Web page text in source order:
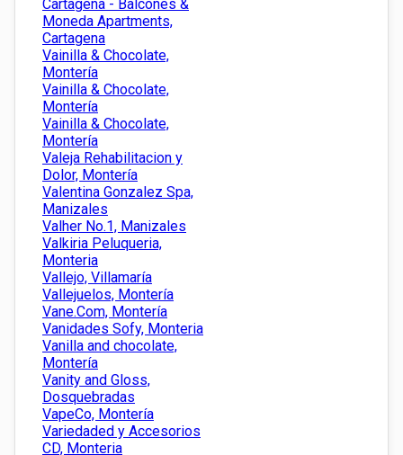
Cartagena - Balcones &
Moneda Apartments,
Cartagena
Vainilla & Chocolate,
Montería
Vainilla & Chocolate,
Montería
Vainilla & Chocolate,
Montería
Valeja Rehabilitacion y
Dolor, Montería
Valentina Gonzalez Spa,
Manizales
Valher No.1, Manizales
Valkiria Peluqueria,
Monteria
Vallejo, Villamaría
Vallejuelos, Montería
Vane.Com, Montería
Vanidades Sofy, Monteria
Vanilla and chocolate,
Montería
Vanity and Gloss,
Dosquebradas
VapeCo, Montería
Variedaded y Accesorios
CD, Monteria